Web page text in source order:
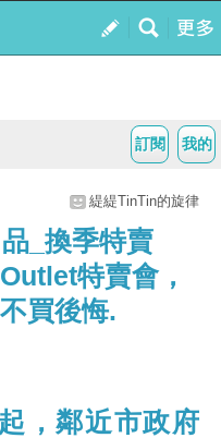
我的
訂閱
緹緹TinTin的旋律
_換季特賣
特賣會，
買後悔.
，鄰近市政府